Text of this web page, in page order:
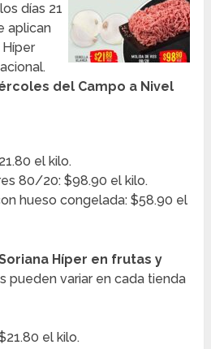
días 21
aplican
Híper
del Campo a Nivel
el kilo.
80/20: $98.90 el kilo.
hueso congelada: $58.90 el
Híper en frutas y
pueden variar en cada tienda
el kilo.